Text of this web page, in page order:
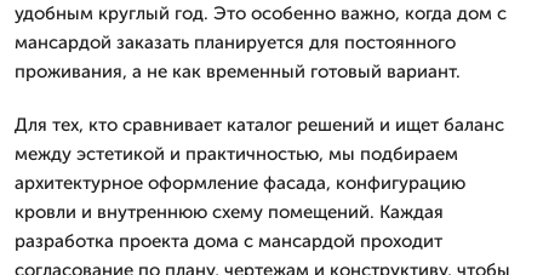
удобным круглый год. Это особенно важно, когда дом с
мансардой заказать планируется для постоянного
проживания, а не как временный готовый вариант.
Для тех, кто сравнивает каталог решений и ищет баланс
между эстетикой и практичностью, мы подбираем
архитектурное оформление фасада, конфигурацию
кровли и внутреннюю схему помещений. Каждая
разработка проекта дома с мансардой проходит
согласование по плану, чертежам и конструктиву, чтобы